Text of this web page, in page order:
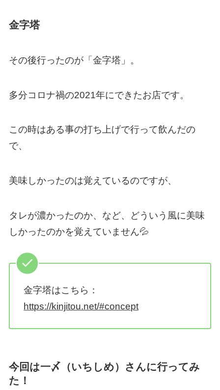
金字塔
その後行ったのが「金字塔」。
多分コロナ禍の2021年にできたお店です。
この時はある事の打ち上げで行って飲んだの
で、
美味しかったのは覚えているのですが、
タレが濃かったのか、など、どういう風に美味
しかったのかを覚えていません💦
金字塔はこちら：
https://kinjitou.net/#concept
今回は一〆（いちしめ）さんに行ってみ
た！